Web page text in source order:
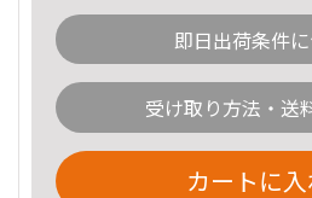
即日出荷条件
受け取り方法・送
カートに